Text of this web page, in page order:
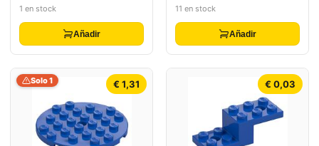
1 en stock
Añadir
11 en stock
Añadir
€ 1,31
Solo 1 € 0,03